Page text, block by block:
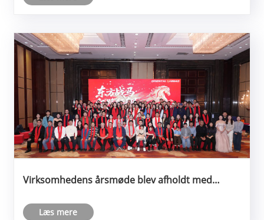
Virksomhedens årsmøde blev afholdt med
sammen
Læs mere